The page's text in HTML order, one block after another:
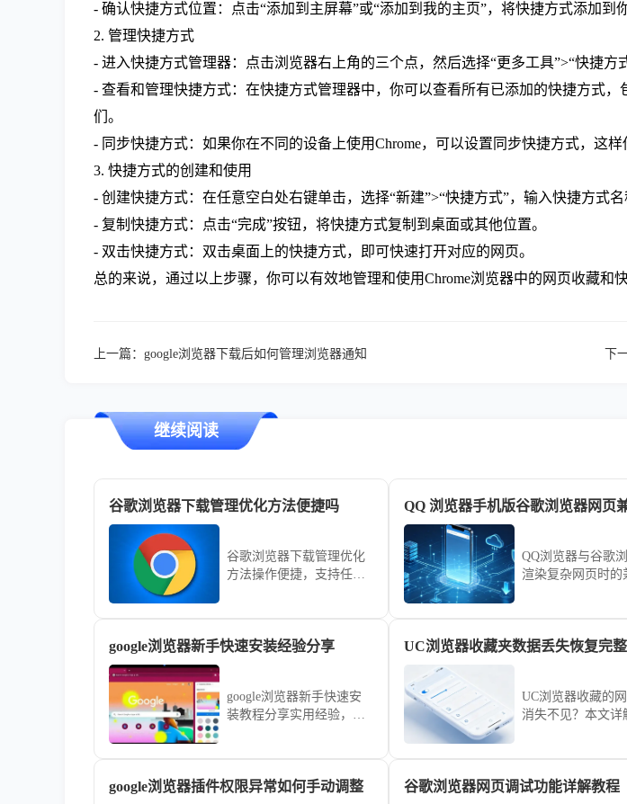
- 确认快捷方式位置：点击“添加到主屏幕”或“添加到我的主页”，将快捷方式添加到
2. 管理快捷方式
- 进入快捷方式管理器：点击浏览器右上角的三个点，然后选择“更多工具”>“快捷方
- 查看和管理快捷方式：在快捷方式管理器中，你可以查看所有已添加的快捷方式
们。
- 同步快捷方式：如果你在不同的设备上使用Chrome，可以设置同步快捷方式，这
3. 快捷方式的创建和使用
- 创建快捷方式：在任意空白处右键单击，选择“新建”>“快捷方式”，输入快捷方式名
- 复制快捷方式：点击“完成”按钮，将快捷方式复制到桌面或其他位置。
- 双击快捷方式：双击桌面上的快捷方式，即可快速打开对应的网页。
总的来说，通过以上步骤，你可以有效地管理和使用Chrome浏览器中的网页收藏和
上一篇： google浏览器下载后如何管理浏览器通知 下
继续阅读
谷歌浏览器下载管理优化方法便捷吗
谷歌浏览器下载管理优化
方法操作便捷，支持任务
QQ浏览器与谷歌
渲染复杂网页时的
能力，助你根据网
google浏览器新手快速安装经验分享
google浏览器新手快速安
装教程分享实用经验，详
UC浏览器收藏的
消失不见？本文详
您寻回重要资料。
google浏览器插件权限异常如何手动调整 谷歌浏览器网页调试功能详解教程